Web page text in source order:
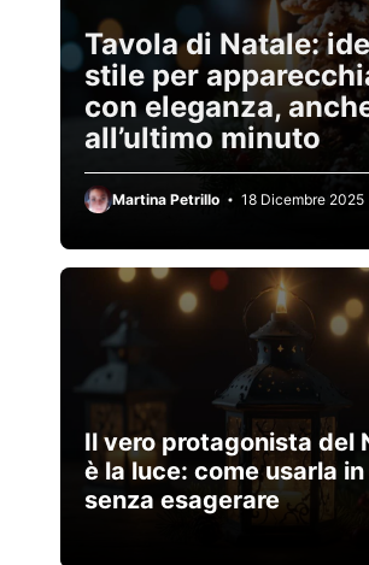
Tavola di Natale:
stile per
con eleganza,
all’ultimo minuto
Martina Petrillo 18 Dicembre 2025
Il vero protagonista del
è la luce: come usarla
senza esagerare